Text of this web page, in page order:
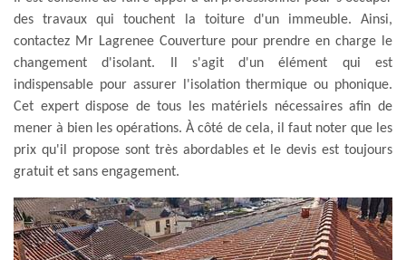
des travaux qui touchent la toiture d'un immeuble. Ainsi,
contactez Mr Lagrenee Couverture pour prendre en charge le
changement d'isolant. Il s'agit d'un élément qui est
indispensable pour assurer l'isolation thermique ou phonique.
Cet expert dispose de tous les matériels nécessaires afin de
mener à bien les opérations. À côté de cela, il faut noter que les
prix qu'il propose sont très abordables et le devis est toujours
gratuit et sans engagement.